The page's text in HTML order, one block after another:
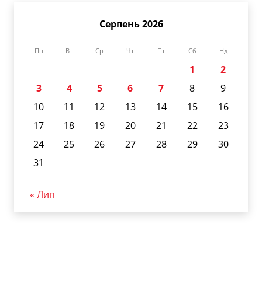
Серпень 2026
Пн Вт Ср Чт Пт Сб Нд
1
2
3
4 5 6 7 8
9
10
11 12 13 14 15
16
17
18 19 20 21 22
23
24
25 26 27 28 29
30
31
« Лип